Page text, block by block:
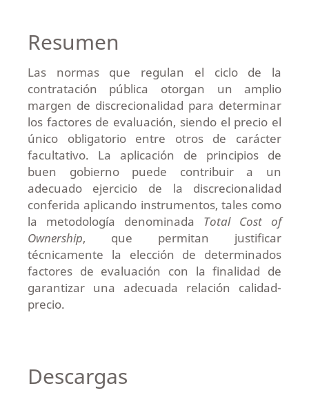
Resumen
Las normas que regulan el ciclo de la
contratación pública otorgan un amplio
margen de discrecionalidad para determinar
los factores de evaluación, siendo el precio el
único obligatorio entre otros de carácter
facultativo. La aplicación de principios de
buen gobierno puede contribuir a un
adecuado ejercicio de la discrecionalidad
conferida aplicando instrumentos, tales como
la metodología denominada Total Cost of
Ownership, que permitan justificar
técnicamente la elección de determinados
factores de evaluación con la finalidad de
garantizar una adecuada relación calidad-
precio.
Descargas